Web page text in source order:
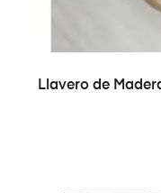
Llavero de